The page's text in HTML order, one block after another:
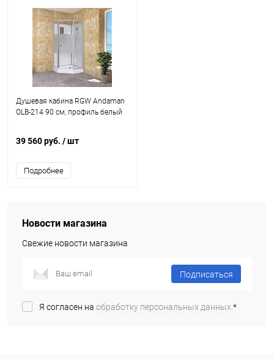
Душевая кабина RGW Andaman
OLB-214 90 см, профиль белый
39 560 руб. / шт
Подробнее
Новости магазина
Свежие новости магазина
Подписаться
Я согласен на обработку персональных данных.*